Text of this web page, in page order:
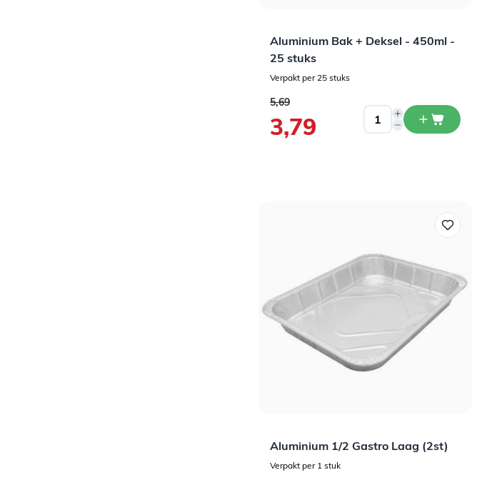
Aluminium Bak + Deksel - 450ml -
25 stuks
Verpakt per 25 stuks
Speciale prijs
3,79
Normale prijs
5,69
Aluminium 1/2 Gastro Laag (2st)
Verpakt per 1 stukVoornaam